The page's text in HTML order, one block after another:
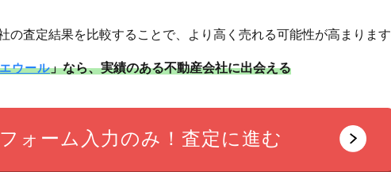
の査定結果を比較することで、より高く売れる可能性が高まります
ウール」なら、実績のある不動産会社に出会える
フォーム入力のみ！査定に進む